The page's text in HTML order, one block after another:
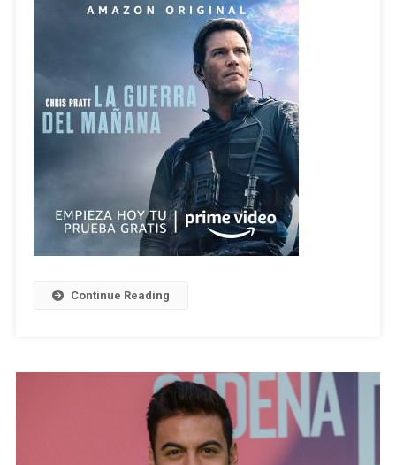
Continue Reading